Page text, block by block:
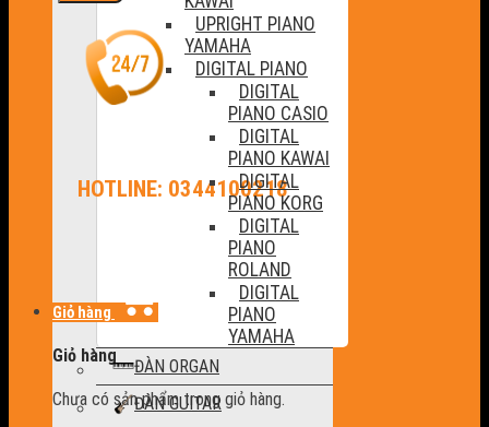
HOTLINE: 0344100218
Giỏ hàng
Giỏ hàng
Chưa có sản phẩm trong giỏ hàng.
UPRIGHT PIANO
YAMAHA
DIGITAL PIANO
DIGITAL
PIANO CASIO
DIGITAL
PIANO KAWAI
DIGITAL
PIANO KORG
DIGITAL
PIANO
ROLAND
DIGITAL
PIANO
YAMAHA
ĐÀN ORGAN
ĐÀN GUITAR